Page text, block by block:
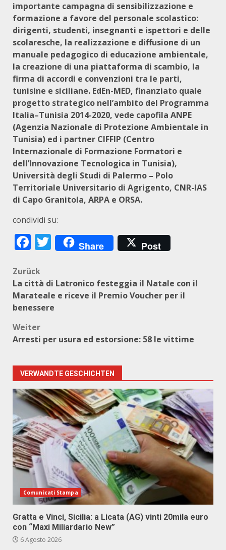
importante campagna di sensibilizzazione e
formazione a favore del personale scolastico:
dirigenti, studenti, insegnanti e ispettori e delle
scolaresche, la realizzazione e diffusione di un
manuale pedagogico di educazione ambientale,
la creazione di una piattaforma di scambio, la
firma di accordi e convenzioni tra le parti,
tunisine e siciliane. EdEn-MED, finanziato quale
progetto strategico nell’ambito del Programma
Italia–Tunisia 2014-2020, vede capofila ANPE
(Agenzia Nazionale di Protezione Ambientale in
Tunisia) ed i partner CIFFIP (Centro
Internazionale di Formazione Formatori e
dell’Innovazione Tecnologica in Tunisia),
Università degli Studi di Palermo – Polo
Territoriale Universitario di Agrigento, CNR-IAS
di Capo Granitola, ARPA e ORSA.
condividi su:
Facebook
Twitter
Share Post
Beitragsnavigation
Zurück
La città di Latronico festeggia il Natale con il
Marateale e riceve il Premio Voucher per il
benessere
Weiter
Arresti per usura ed estorsione: 58 le vittime
VERWANDTE GESCHICHTEN
Comunicati Stampa
Gratta e Vinci, Sicilia: a Licata (AG) vinti 20mila euro
con “Maxi Miliardario New”
6 Agosto 2026